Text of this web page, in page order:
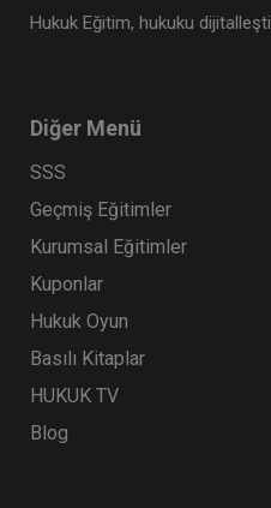
Hukuk Eğitim, hukuku
Diğer Menü
SSS
Geçmiş Eğitimler
Kurumsal Eğitimler
Kuponlar
Hukuk Oyun
Basılı Kitaplar
HUKUK TV
Blog